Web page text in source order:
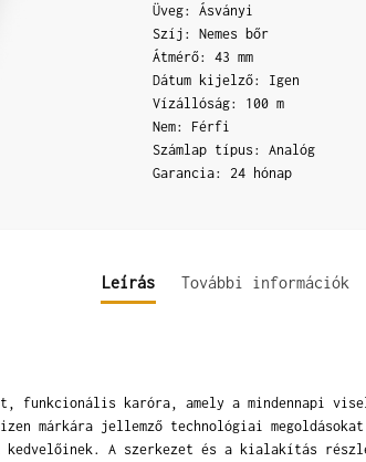
Üveg: Ásványi
Szíj: Nemes bőr
Átmérő: 43 mm
Dátum kijelző: Igen
Vízállóság: 100 m
Nem: Férfi
Számlap típus: Analóg
Garancia: 24 hónap
Leírás További információk
funkcionális karóra, amely a mindennapi
márkára jellemző technológiai megoldásokat
A szerkezet és a kialakítás